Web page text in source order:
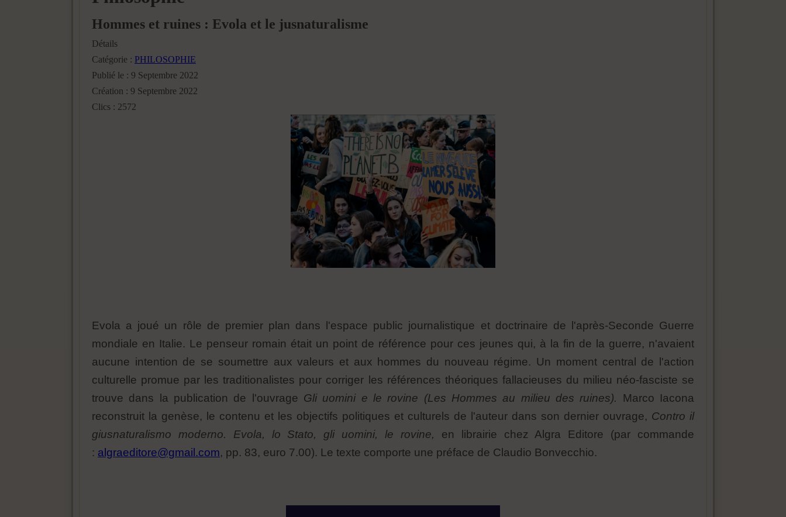
Hommes et ruines : Evola et le jusnaturalisme
Détails
Catégorie : PHILOSOPHIE
Publié le : 9 Septembre 2022
Création : 9 Septembre 2022
Clics : 2572
Evola a joué un rôle de premier plan dans l'espace public journalistique et doctrinaire de l'après-Seconde Guerre
mondiale en Italie. Le penseur romain était un point de référence pour ces jeunes qui, à la fin de la guerre, n'avaient
aucune intention de se soumettre aux valeurs et aux hommes du nouveau régime. Un moment central de l'action
culturelle promue par les traditionalistes pour corriger les références théoriques fallacieuses du milieu néo-fasciste se
trouve dans la publication de l'ouvrage Gli uomini e le rovine (Les Hommes au milieu des ruines).
Marco Iacona
reconstruit la genèse, le contenu et les objectifs politiques et culturels de l'auteur dans son dernier ouvrage, Contro il
giusnaturalismo moderno. Evola, lo Stato, gli uomini, le rovine, en librairie chez Algra Editore (par commande
: algraeditore@gmail.com, pp. 83, euro 7.00). Le texte comporte une préface de Claudio Bonvecchio.